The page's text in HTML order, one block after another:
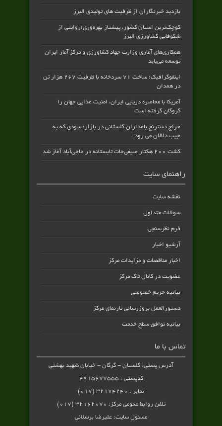
بازدید خبرنگاران از ظرفیت های تولیدی البرز
کوچک‌ترین استان کشور، پیشتاز بهره‌وری؛روایتی از
شکوفایی کشاورزی البرز
همکاری‌های آماری وزارت جهاد کشاورزی و مرکز آمار ایران
توسعه می‌یابد
اینفوگرافیک؛ ساخت ۷۱ سردخانه با ظرفیت ۲۶۷ هزار تن
در همدان
آمریکا با محاصره دریایی ایران، امنیت غذایی جهان را
گروگان گرفته است
حراج دسترنج باغداران گلستانی در بازار؛ سودی که به
جیب دلالان می رود!
کشت ۲۰۰ هکتار صیفی‌جات تابستانه در حاجی‌آباد آغاز شد
راهنمای سایت
نقشه سایت
سوالات متداول
فرم نظرسنجی
آرشیو اخبار
اخبار مناقصات و مزایدات مرکز
عضویت در کانال تاک مرکز
بیانیه حریم خصوصی
دستورالعمل بروزرسانی تارنمای مرکز
بیانیه توافق سطح خدمت
تماس با ما
آدرس پستی: گلستان - گرگان - خیابان شهید بهشتی
کدپستی : ۴۹۱۵۶۷۷۵۵۵
نمابر : ۳۲۱۷۴۲۴۰ (۰۱۷)
تلفن روابط عمومی مرکز: ۳۲۱۶۲۰۷۰ (۰۱۷)
مسئول سایت: علیرضا برسلانی